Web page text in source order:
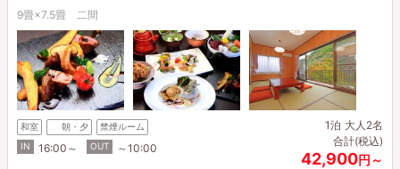
9畳×7.5畳 二間
和室 朝・夕
禁煙ルーム
IN
16:00～ OUT ～10:00
1泊 大人2名
合計(税込)
42,900円～